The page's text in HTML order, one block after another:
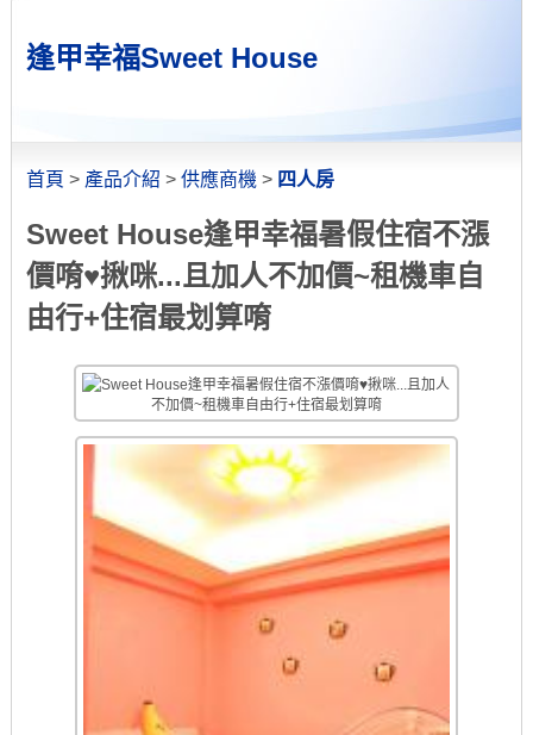
逢甲幸福Sweet House
首頁 > 產品介紹 > 供應商機 > 四人房
Sweet House逢甲幸福暑假住宿不漲
價唷♥揪咪...且加人不加價~租機車自
由行+住宿最划算唷